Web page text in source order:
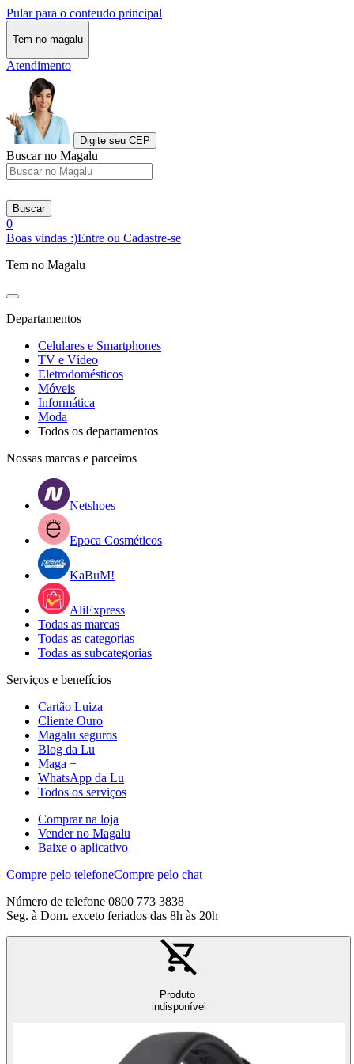
Pular para o conteudo principal
Tem no magalu
Atendimento
Digite seu CEP
Buscar no Magalu
Buscar
0
Boas vindas :)Entre ou Cadastre-se
Tem no Magalu
Departamentos
Celulares e Smartphones
TV e Vídeo
Eletrodomésticos
Móveis
Informática
Moda
Todos os departamentos
Nossas marcas e parceiros
Netshoes
Epoca Cosméticos
KaBuM!
AliExpress
Todas as marcas
Todas as categorias
Todas as subcategorias
Serviços e benefícios
Cartão Luiza
Cliente Ouro
Magalu seguros
Blog da Lu
Maga +
WhatsApp da Lu
Todos os serviços
Comprar na loja
Vender no Magalu
Baixe o aplicativo
Compre pelo telefoneCompre pelo chat
Número de telefone 0800 773 3838
Seg. à Dom. exceto feriados das 8h às 20h
Produto
indisponível